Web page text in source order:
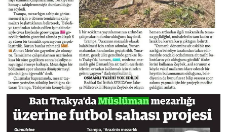
Kastamonu Müftülüğü
Kayseri Müftülüğü
Kilis Müftülüğü
Kırıkkale Müftülüğü